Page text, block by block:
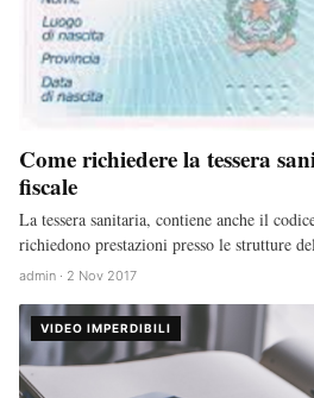
Come richiedere la tessera
fiscale
La tessera sanitaria, contiene anche il
richiedono prestazioni presso le strutture
admin · 2 Nov 2017
VIDEO IMPERDIBILI